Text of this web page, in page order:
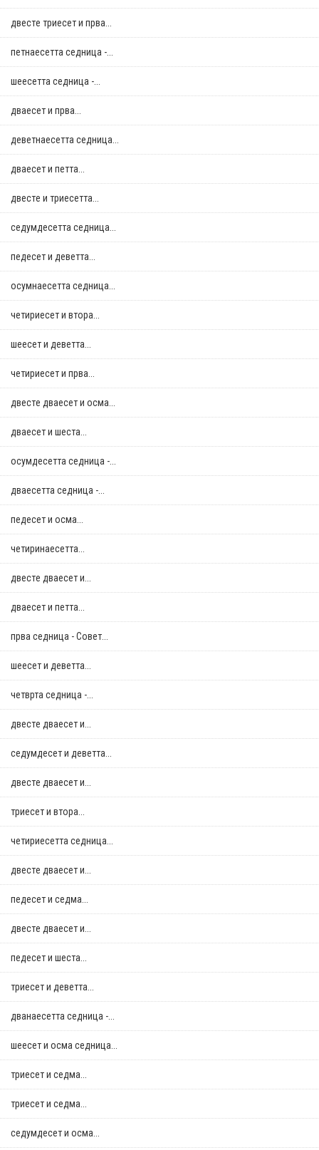
двестe триесет и прва...
петнаесетта седница -...
шеесетта седница -...
дваесет и прва...
деветнаесетта седница...
дваесет и петта...
двестe и триесетта...
седумдесетта седница...
педесет и деветта...
осумнaесетта седница...
четириесет и втора...
шеесет и деветта...
четириесет и прва...
двестe дваесет и осма...
дваесет и шеста...
осумдесетта седница -...
дваесетта седница -...
педесет и осма...
четиринаесетта...
двестe дваесет и...
дваесет и петта...
прва седница - Совет...
шеесет и деветта...
четврта седница -...
двестe дваесет и...
седумдесет и деветта...
двестe дваесет и...
триесет и втора...
четириесетта седница...
двестe дваесет и...
педесет и седма...
двестe дваесет и...
педесет и шеста...
триесет и деветта...
дванаесетта седница -...
шеесет и осма седница...
триесет и седма...
триесет и седма...
седумдесет и осма...